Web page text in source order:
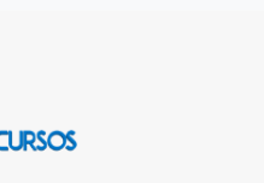
tendo interesse em
todos ou de nenhum.
, para verificar o